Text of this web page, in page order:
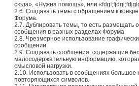
сюда», «Нужна помощь», или
2.6. Создавать темы с обращением к
Форума.
2.7. Дублировать темы, то есть размещать
сообщения в разных разделах Форума.
2.8. Чрезмерное использование
сообщении.
2.9. Создавать сообщения, содержащие
малосодержательную информацию,
смысловой нагрузки.
2.10. Использовать в сообщениях большое
повторяющихся символов.